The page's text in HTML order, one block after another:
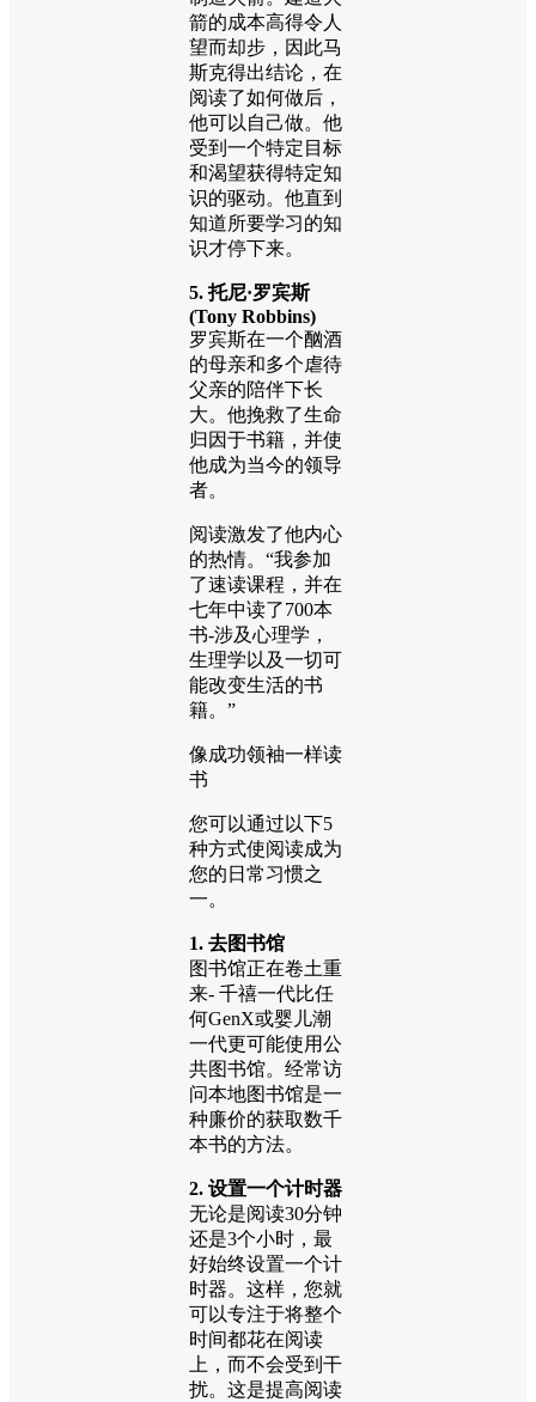
箭的成本高得令人
望而却步，因此马
斯克得出结论，在
阅读了如何做后，
他可以自己做。他
受到一个特定目标
和渴望获得特定知
识的驱动。他直到
知道所要学习的知
识才停下来。
5. 托尼·罗宾斯
(Tony Robbins)
罗宾斯在一个酗酒
的母亲和多个虐待
父亲的陪伴下长
大。他挽救了生命
归因于书籍，并使
他成为当今的领导
者。
阅读激发了他内心
的热情。“我参加
了速读课程，并在
七年中读了700本
书-涉及心理学，
生理学以及一切可
能改变生活的书
籍。”
像成功领袖一样读
书
您可以通过以下5
种方式使阅读成为
您的日常习惯之
一。
1. 去图书馆
图书馆正在卷土重
来- 千禧一代比任
何GenX或婴儿潮
一代更可能使用公
共图书馆。经常访
问本地图书馆是一
种廉价的获取数千
本书的方法。
2. 设置一个计时器
无论是阅读30分钟
还是3个小时，最
好始终设置一个计
时器。这样，您就
可以专注于将整个
时间都花在阅读
上，而不会受到干
扰。这是提高阅读